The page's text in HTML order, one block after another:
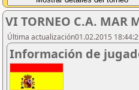
VI TORNEO C.A. MAR
Última actualización01.02.2015
Información de